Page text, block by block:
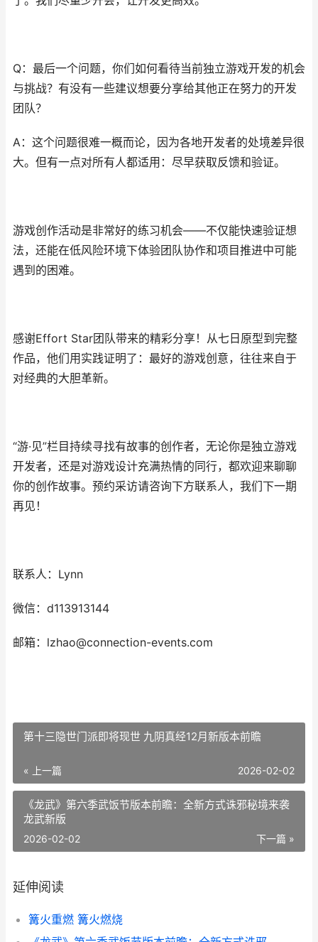
Q：最后一个问题，你们如何看待当前独立游戏开发的机会
与挑战？有没有一些建议想要分享给其他正在努力的开发
团队？
A：这个问题很难一概而论，因为各地开发者的处境差异很
大。但有一点对所有人都适用：尽早获取反馈和验证。
游戏创作活动是非常好的练习机会——不仅能快速验证想
法，还能在低风险环境下体验团队协作和项目推进中可能
遇到的困难。
感谢Effort Star团队带来的精彩分享！从七日原型到完整
作品，他们用实践证明了：最好的游戏创意，往往来自于
对经典的大胆革新。
“游·见”栏目持续寻找有故事的创作者，无论你是独立游戏
开发者，还是对游戏设计充满热情的同行，都欢迎来聊聊
你的创作故事。预约采访请咨询下方联系人，我们下一期
再见！
联系人：Lynn
微信：d113913144
邮箱：lzhao@connection-events.com
第十三隐世门派即将现世 九阴真经12月新版本前瞻
« 上一篇 2026-02-02
《龙武》第六季武饭节版本前瞻：全新方式诛邪秘境来袭
龙武新版
下一篇 »
2026-02-02
延伸阅读
篝火重燃 篝火燃烧